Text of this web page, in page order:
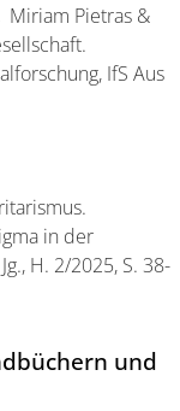
Miriam Pietras &
IfS Aus
in der
H. 2/2025, S. 38-
und